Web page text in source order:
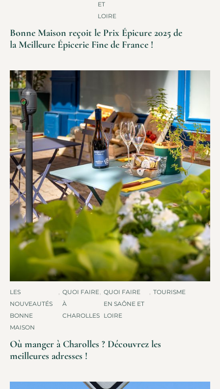
ET
LOIRE
Bonne Maison reçoit le Prix Épicure 2025 de
la Meilleure Épicerie Fine de France !
LES
NOUVEAUTÉS
BONNE
MAISON
QUOI FAIRE
À
CHAROLLES
QUOI FAIRE
EN SAÔNE ET
LOIRE
TOURISME
Où manger à Charolles ? Découvrez les
meilleures adresses !